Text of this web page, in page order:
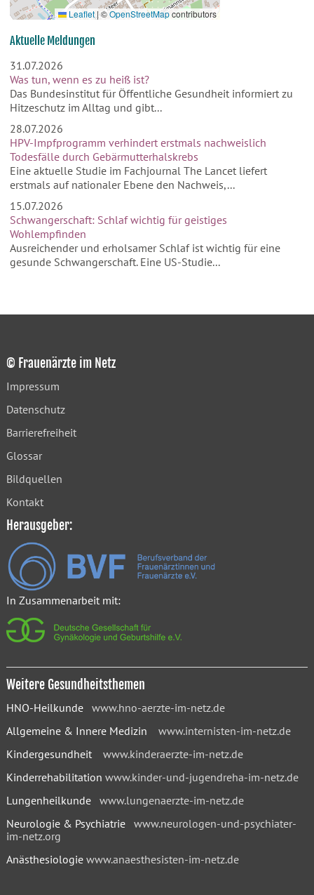
Leaflet|©OpenStreetMapcontributors
Aktuelle Meldungen
31.07.2026
Was tun, wenn es zu heiß ist?
Das Bundesinstitut für Öffentliche Gesundheit informiert zu
Hitzeschutz im Alltag und gibt...
28.07.2026
HPV-Impfprogramm verhindert erstmals nachweislich
Todesfälle durch Gebärmutterhalskrebs
Eine aktuelle Studie im Fachjournal The Lancet liefert
erstmals auf nationaler Ebene den Nachweis,...
15.07.2026
Schwangerschaft: Schlaf wichtig für geistiges
Wohlempfinden
Ausreichender und erholsamer Schlaf ist wichtig für eine
gesunde Schwangerschaft. Eine US-Studie...
© Frauenärzte im Netz
Impressum
Datenschutz
Barrierefreiheit
Glossar
Bildquellen
Kontakt
Herausgeber:
In Zusammenarbeit mit:
Weitere Gesundheitsthemen
HNO-Heilkunde www.hno-aerzte-im-netz.de
Allgemeine & Innere Medizin www.internisten-im-netz.de
Kindergesundheit www.kinderaerzte-im-netz.de
Kinderrehabilitation www.kinder-und-jugendreha-im-netz.de
Lungenheilkunde www.lungenaerzte-im-netz.de
Neurologie & Psychiatrie www.neurologen-und-psychiater-
im-netz.org
Anästhesiologie www.anaesthesisten-im-netz.de